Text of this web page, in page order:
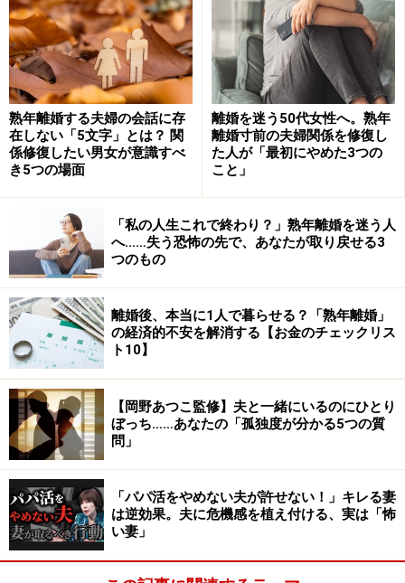
あなたが子どもに見せる後ろ姿は大丈夫で
すか？
おい！ メシはまだかよっ。早く食べたかったら手伝ってよ
っ。
では、夫婦の関係がどんなものだと子どもをわがままに
してしまうのでしょう？
■わが子をわがままにするＮＧな夫婦仲
夫婦喧嘩が絶えない
喧嘩とは、自己主張と自己主張がぶつかることで起
こります。夫婦がどうしてもお互い譲れないことで
たまに喧嘩になるのは仕方がないですし、我慢する
必要はありません(しかし、できれば子どものいない
熟年離婚する夫婦の会話に存
在しない「5文字」とは？ 関
係修復したい男女が意識すべ
き5つの場面
離婚を迷う50代女性へ。熟年
離婚寸前の夫婦関係を修復し
た人が「最初にやめた3つの
こと」
「私の人生これで終わり？」熟年離婚を迷う人
へ……失う恐怖の先で、あなたが取り戻せる3
つのもの
離婚後、本当に1人で暮らせる？「熟年離婚」
の経済的不安を解消する【お金のチェックリス
ト10】
【岡野あつこ監修】夫と一緒にいるのにひとり
ぼっち……あなたの「孤独度が分かる5つの質
問」
「パパ活をやめない夫が許せない！」キレる妻
は逆効果。夫に危機感を植え付ける、実は「怖
い妻」